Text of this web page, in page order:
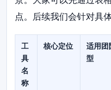
点。后续我们会针对具
工
具
名
称
核心定位
适用团
型